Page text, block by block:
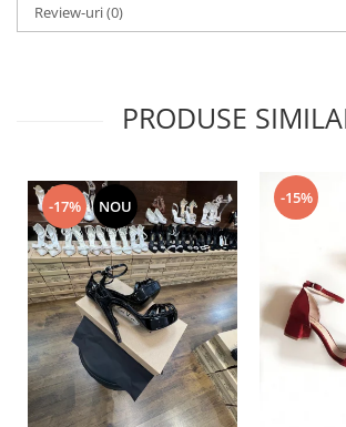
Review-uri(0)
PRODUSE
-17% NOU -15%